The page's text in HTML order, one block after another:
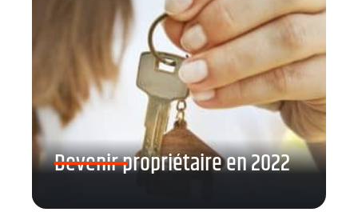
Devenir propriétaire en 2022